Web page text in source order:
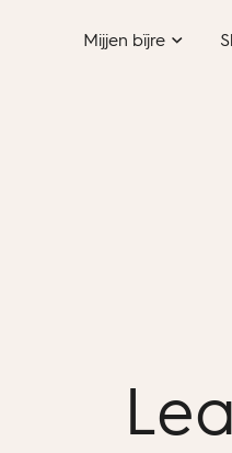
Mijjen bïjre